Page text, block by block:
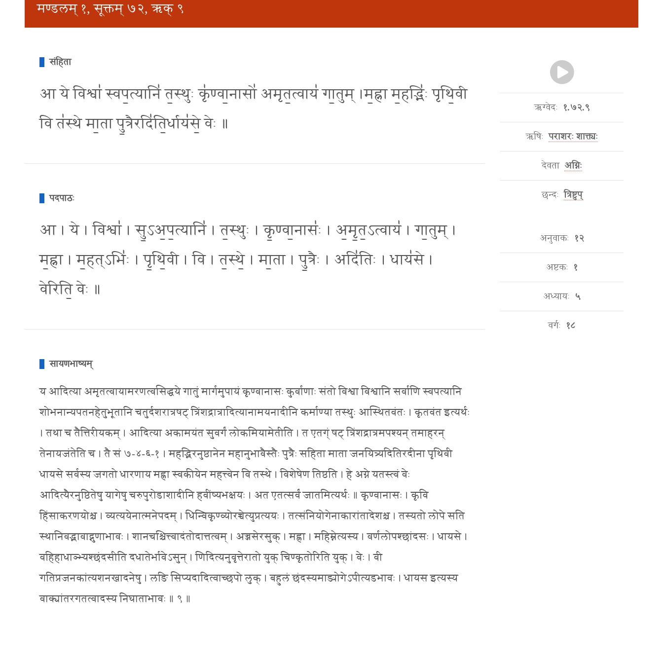
मण्डलम् १, सूक्तम् ७२, ऋक् ९
संहिता
आ ये विश्वा॑ स्वप॒त्यानि॑ त॒स्थुः कृ॑ण्वा॒नासो॑ अमृत॒त्वाय॑ गा॒तुम् ।म॒ह्ना म॒हद्भि॑ः पृथि॒वी
वि त॑स्थे मा॒ता पु॒त्रैरदि॑ति॒र्धाय॑से॒ वेः ॥
पदपाठः
आ । ये । विश्वा॑ । सु॒ऽअ॒प॒त्यानि॑ । त॒स्थुः । कृ॒ण्वा॒नासः॑ । अ॒मृ॒त॒ऽत्वाय॑ । गा॒तुम् ।
म॒ह्ना । म॒हत्ऽभिः॑ । पृ॒थि॒वी । वि । त॒स्थे॒ । मा॒ता । पु॒त्रैः । अदि॑तिः । धाय॑से ।
वेरिति॒ वेः ॥
सायणभाष्यम्
य आदित्या अमृतत्वायामरणत्वसिद्धये गातुं मार्गमुपायं कृण्वानासः कुर्वाणाः संतो विश्वा विश्वानि सर्वाणि स्वपत्यानि
शोभनान्यपतनहेतुभूतानि चतुर्दशरात्रषट् त्रिंशद्रात्रादित्यानामयनादीनि कर्माण्या तस्थुः आस्थितवंतः । कृतवंत इत्यर्थः
। तथा च तैत्तिरीयकम् । आदित्या अकामयंत सुवर्गं लोकमियामेतीति । त एतग्ं षट् त्रिंशद्रात्रमपश्यन् तमाहरन्
तेनायजंतेति च । तै सं ७-४-६-१ । महद्भिरनुष्ठानेन महानुभावैस्तैः पुत्रैः सहिता माता जनयित्र्यदितिरदीना पृथिवी
धायसे सर्वस्य जगतो धारणाय मह्ना स्वकीयेन महत्त्वेन वि तस्थे । विशेषेण तिष्ठति । हे अग्ने यतस्त्वं वेः
आदित्यैरनुष्ठितेषु यागेषु चरुपुरोडाशादीनि हवींष्यभक्षयः । अत एतत्सर्वं जातमित्यर्थः ॥ कृण्वानासः । कृवि
हिंसाकरणयोश्च । व्यत्ययेनात्मनेपदम् । धिन्विकृण्व्योरच्चेत्युप्रत्ययः । तत्संनियोगेनाकारांतादेशश्च । तस्यतो लोपे सति
स्थानिवद्भावाद्गुणाभावः । शानचश्चित्त्वादंतोदात्तत्वम् । अज्जसेरसुक् । मह्ना । महिम्नेत्यस्य । वर्णलोपश्छांदसः । धायसे ।
वहिहाधाञ्भ्यश्छंदसीति दधातेर्भावेऽसुन् । णिदित्यनुवृत्तेरातो युक् चिण्कृतोरिति युक् । वेः । वी
गतिप्रजनकांत्यशनखादनेषु । लङि सिप्यदादित्वाच्छपो लुक् । बहुलं छंदस्यमाङ्योगेऽपीत्यडभावः । धायस इत्यस्य
वाक्यांतरगतत्वादस्य निघाताभावः ॥ ९ ॥
ऋग्वेदः १.७२.९
ऋषिः पराशरः शाक्त्यः
देवता अग्निः
छन्दः त्रिष्टुप्
अनुवाकः १२
अष्टकः १
अध्यायः ५
वर्गः १८